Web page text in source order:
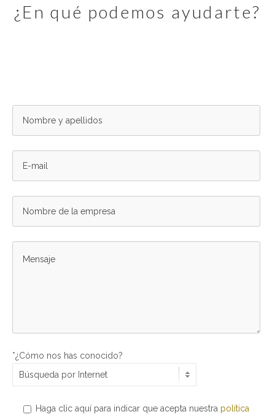
¿en qué podemos ayudarte?
*¿Cómo nos has conocido?
Haga clic aquí para indicar que acepta nuestra política